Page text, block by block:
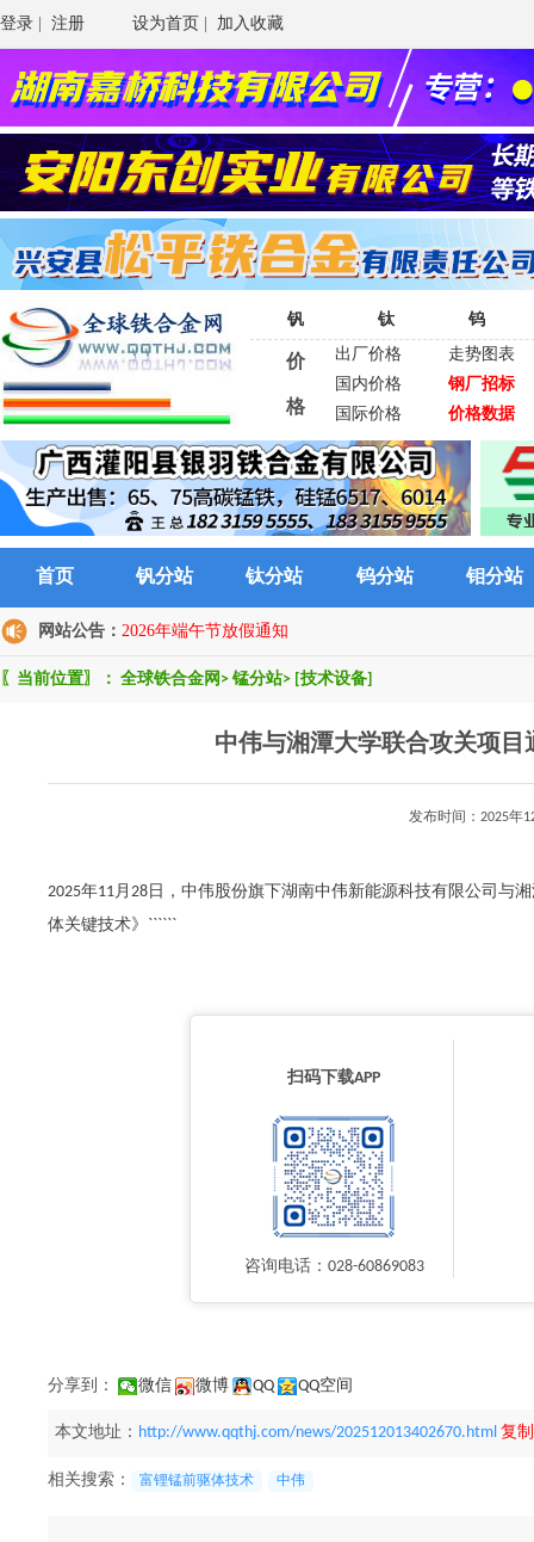
登录 注册 设为首页 加入收藏
钒 钛 钨
价
格
出厂价格
走势图表
国内价格
钢厂招标
国际价格
价格数据
首页 钒分站 钛分站 钨分站 钼分站
网站公告： 2026年端午节放假通知
〖当前位置〗： 全球铁合金网 > 锰分站> [技术设备]
中伟与湘潭大学联合攻关项
发布时间：2025
2025年11月28日，中伟股份旗下湖南中伟新能源科技有限公司
体关键技术》``````
扫码下载APP
咨询电话：028-60869083
分享到： 微信 微博 QQ QQ空间
本文地址： http://www.qqthj.com/news/202512013402670.html 复
相关搜索： 富锂锰前驱体技术 中伟